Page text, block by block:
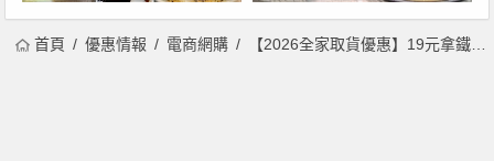
首頁 優惠情報 電商網購 【2026全家取貨優惠】19元拿鐵優惠券領取時間/使用期限，網購有優惠！